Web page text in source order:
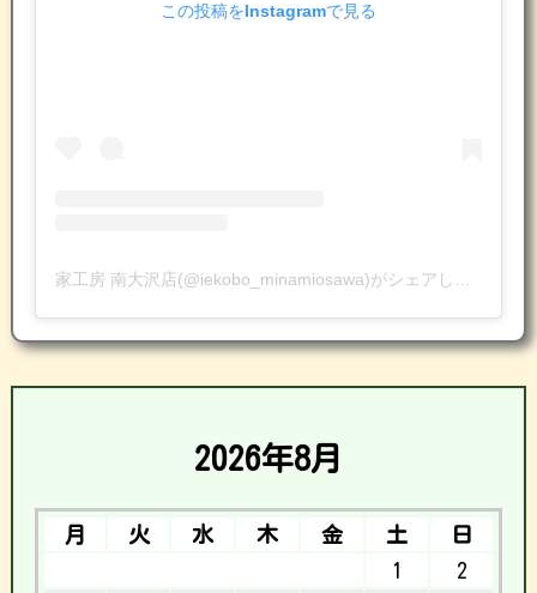
この投稿をInstagramで見る
2026年8月
月 火 水 木 金 土
日
1
2